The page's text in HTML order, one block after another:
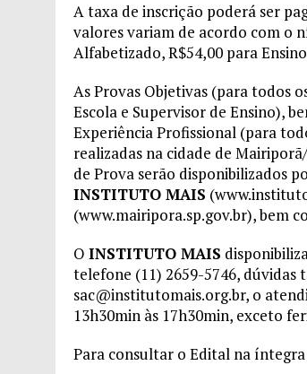
A taxa de inscrição poderá ser
valores variam de acordo com o
Alfabetizado, R$54,00 para
As Provas Objetivas (para todos
Escola e Supervisor de Ensino),
Experiência Profissional (para
realizadas na cidade de
de Prova serão disponibilizados
INSTITUTO MAIS
(www.mairipora.sp.gov.br), bem
O INSTITUTO MAIS
telefone (11) 2659-5746, dúvidas
sac@institutomais.org.br, o
13h30min às 17h30min, exceto
Para consultar o Edital na